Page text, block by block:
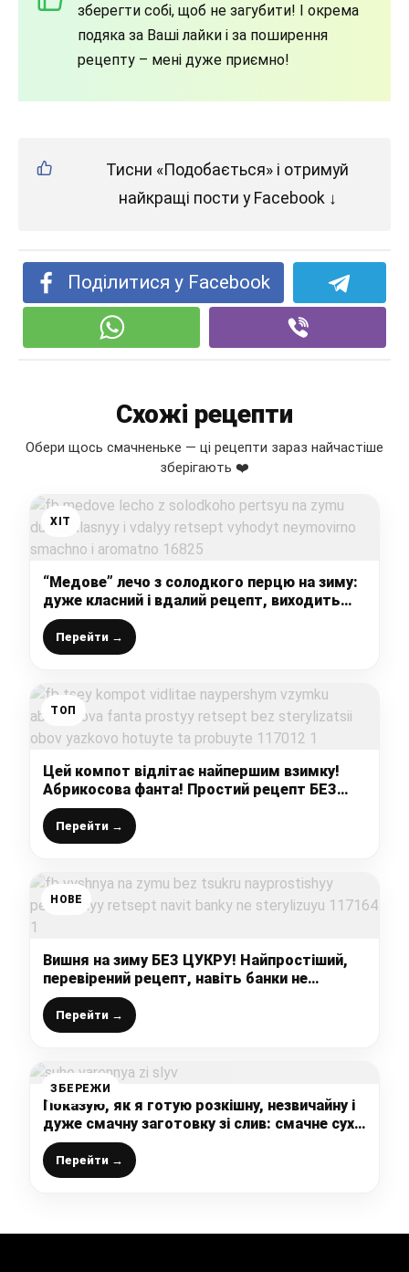
зберегти собі, щоб не загубити! І окрема
подяка за Ваші лайки і за поширення
рецепту – мені дуже приємно!
Тисни «Подобається» і отримуй
найкращі пости у Facebook ↓
Поділитися у Facebook
Схожі рецепти
Обери щось смачненьке — ці рецепти зараз найчастіше
зберігають ❤️
ХІТ
“Медове” лечо з солодкого перцю на зиму:
дуже класний і вдалий рецепт, виходить
неймовірно смачно і ароматно
Перейти →
ТОП
Цей компот відлітає найпершим взимку!
Абрикосова фанта! Простий рецепт БЕЗ
стерилізації! Обов’язково готуйте та
пробуйте
Перейти →
НОВЕ
Вишня на зиму БЕЗ ЦУКРУ! Найпростіший,
перевірений рецепт, навіть банки не
стерилізую
Перейти →
ЗБЕРЕЖИ
Показую, як я готую розкішну, незвичайну і
дуже смачну заготовку зі слив: смачне сухе
варення, як мармелад від якого всі у
захваті
Перейти →